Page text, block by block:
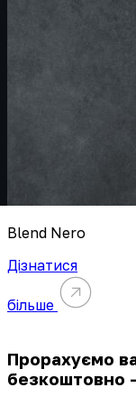
Blend Nero
Дізнатися
більше
Прорахуємо
безкоштовно